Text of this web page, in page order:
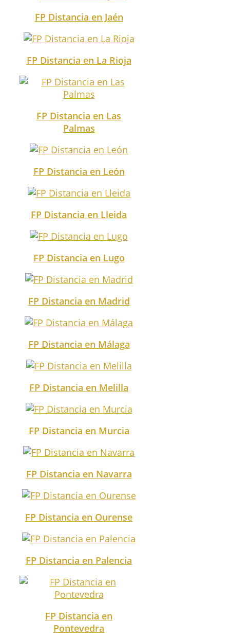
FP Distancia en Jaén
FP Distancia en La Rioja
FP Distancia en Las
Palmas
FP Distancia en León
FP Distancia en Lleida
FP Distancia en Lugo
FP Distancia en Madrid
FP Distancia en Málaga
FP Distancia en Melilla
FP Distancia en Murcia
FP Distancia en Navarra
FP Distancia en Ourense
FP Distancia en Palencia
FP Distancia en
Pontevedra